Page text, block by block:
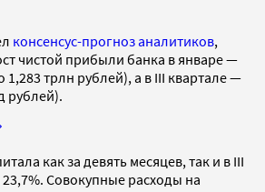
консенсус-прогноз аналитиков,
чистой прибыли банка в январе —
1,283 трлн рублей), а в III квартале —
рублей).
как за девять месяцев, так и в III
23,7%. Совокупные расходы на